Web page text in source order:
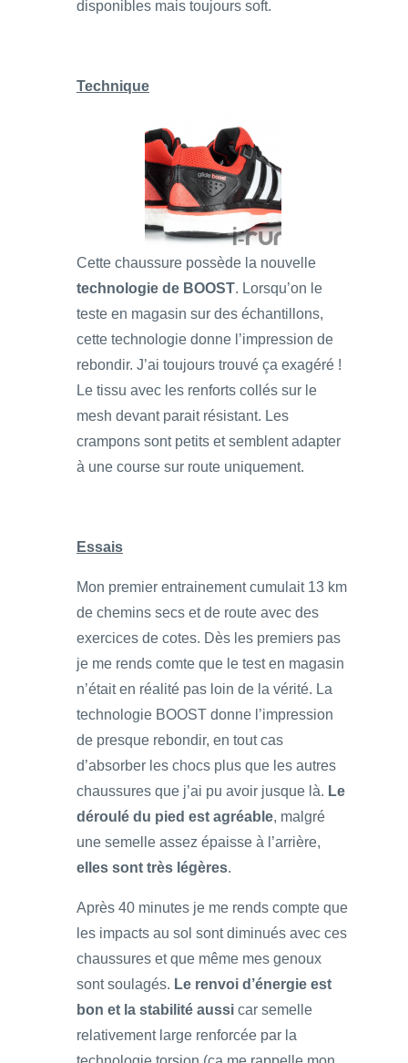
disponibles mais toujours soft.
Technique
Cette chaussure possède la nouvelle
technologie de BOOST. Lorsqu’on le
teste en magasin sur des échantillons,
cette technologie donne l’impression de
rebondir. J’ai toujours trouvé ça exagéré !
Le tissu avec les renforts collés sur le
mesh devant parait résistant. Les
crampons sont petits et semblent adapter
à une course sur route uniquement.
Essais
Mon premier entrainement cumulait 13 km
de chemins secs et de route avec des
exercices de cotes. Dès les premiers pas
je me rends comte que le test en magasin
n’était en réalité pas loin de la vérité. La
technologie BOOST donne l’impression
de presque rebondir, en tout cas
d’absorber les chocs plus que les autres
chaussures que j’ai pu avoir jusque là. Le
déroulé du pied est agréable, malgré
une semelle assez épaisse à l’arrière,
elles sont très légères.
Après 40 minutes je me rends compte que
les impacts au sol sont diminués avec ces
chaussures et que même mes genoux
sont soulagés. Le renvoi d’énergie est
bon et la stabilité aussi car semelle
relativement large renforcée par la